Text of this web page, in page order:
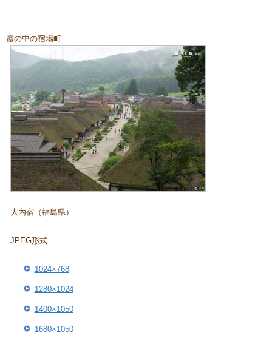
霞の中の宿場町
大内宿（福島県）
JPEG形式
1024×768
1280×1024
1400×1050
1680×1050